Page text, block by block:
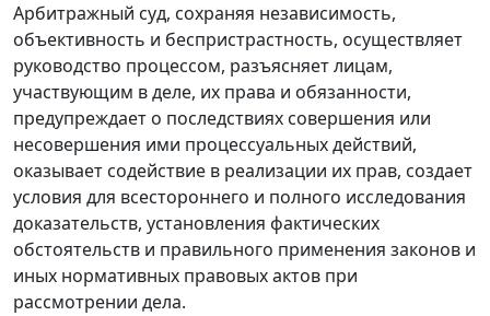
Арбитражный суд, сохраняя независимость,
объективность и беспристрастность, осуществляет
руководство процессом, разъясняет лицам,
участвующим в деле, их права и обязанности,
предупреждает о последствиях совершения или
несовершения ими процессуальных действий,
оказывает содействие в реализации их прав, создает
условия для всестороннего и полного исследования
доказательств, установления фактических
обстоятельств и правильного применения законов и
иных нормативных правовых актов при
рассмотрении дела.